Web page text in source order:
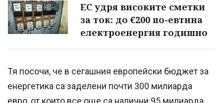
EС удря високите сметки
за ток: до €200 по-евтина
електроенергия годишно
Тя посочи, че в сегашния европейски бюджет за
енергетика са заделени почти 300 милиарда
евро, от които все още са налични 95 милиарда.